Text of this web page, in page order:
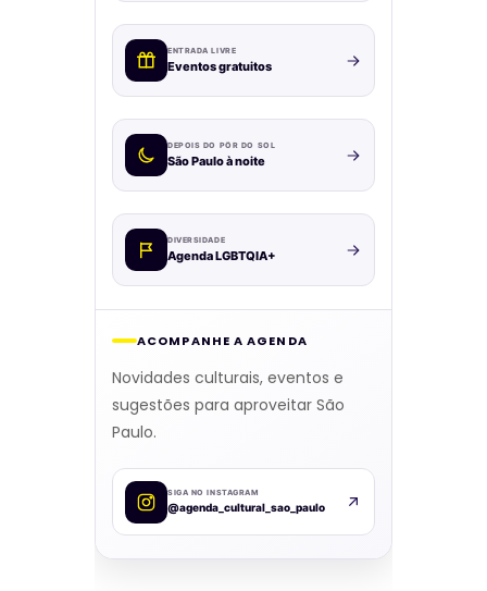
ENTRADA LIVRE
Eventos gratuitos
DEPOIS DO PÔR DO SOL
São Paulo à noite
DIVERSIDADE
Agenda LGBTQIA+
ACOMPANHE A AGENDA
Novidades culturais, eventos e
sugestões para aproveitar São
Paulo.
SIGA NO INSTAGRAM
@agenda_cultural_sao_paulo